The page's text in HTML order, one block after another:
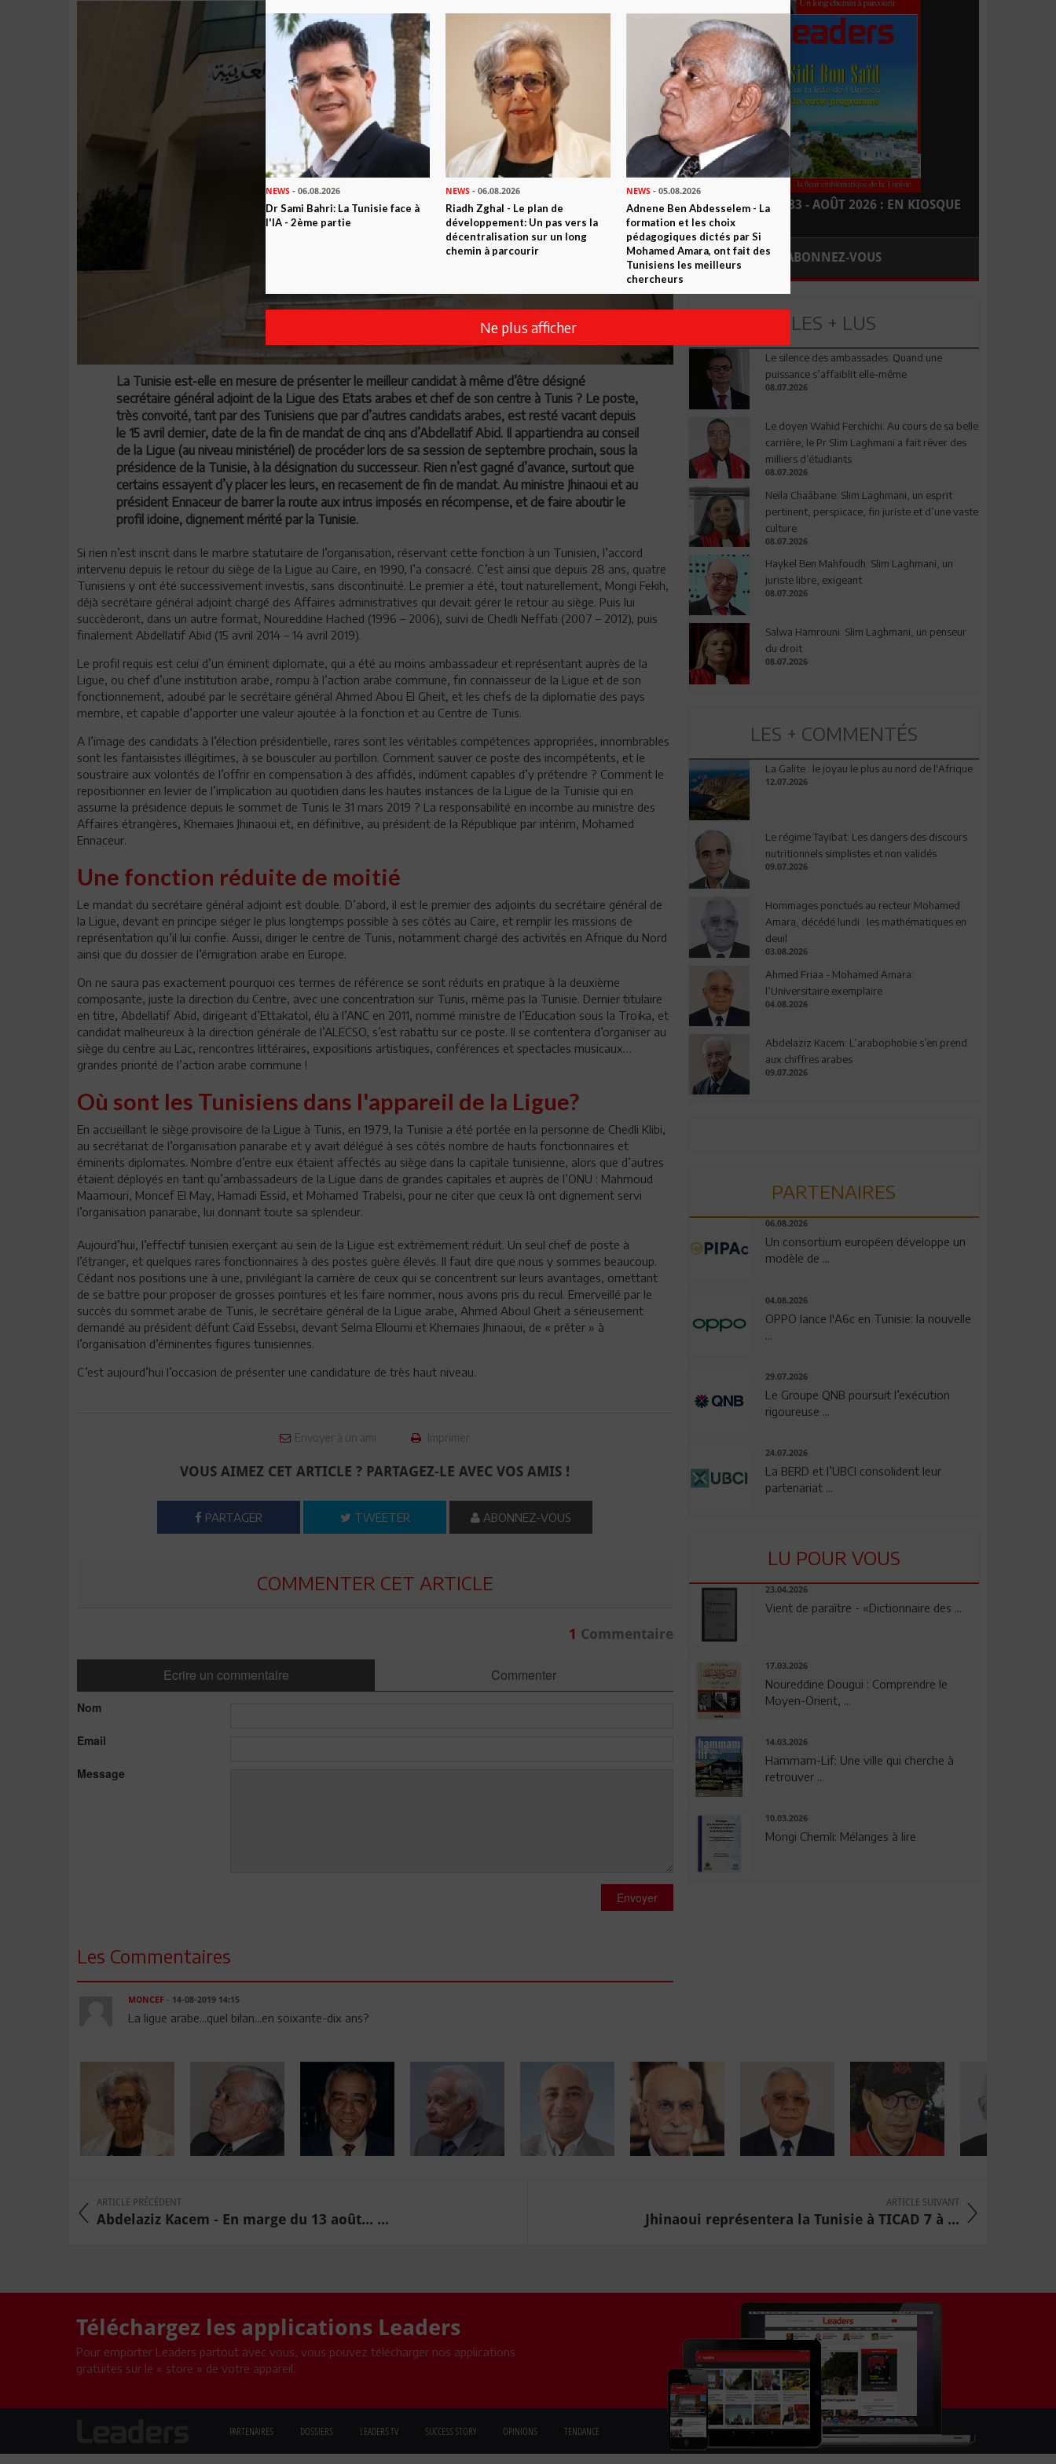
La Tunisie est-elle en mesure de présenter le meilleur candidat à même d’être désigné
secrétaire général adjoint de la Ligue des Etats arabes et chef de son centre à Tunis ? Le poste,
très convoité, tant par des Tunisiens que par d’autres candidats arabes, est resté vacant depuis
le 15 avril dernier, date de la fin de mandat de cinq ans d’Abdellatif Abid. Il appartiendra au conseil
de la Ligue (au niveau ministériel) de procéder lors de sa session de septembre prochain, sous la
présidence de la Tunisie, à la désignation du successeur. Rien n’est gagné d’avance, surtout que
certains essayent d’y placer les leurs, en recasement de fin de mandat. Au ministre Jhinaoui et au
président Ennaceur de barrer la route aux intrus imposés en récompense, et de faire aboutir le
profil idoine, dignement mérité par la Tunisie.
Si rien n’est inscrit dans le marbre statutaire de l’organisation, réservant cette fonction à un Tunisien, l’accord
intervenu depuis le retour du siège de la Ligue au Caire, en 1990, l’a consacré. C’est ainsi que depuis 28 ans, quatre
Tunisiens y ont été successivement investis, sans discontinuité. Le premier a été, tout naturellement, Mongi Fekih,
déjà secrétaire général adjoint chargé des Affaires administratives qui devait gérer le retour au siège. Puis lui
succèderont, dans un autre format, Noureddine Hached (1996 – 2006), suivi de Chedli Neffati (2007 – 2012), puis
finalement Abdellatif Abid (15 avril 2014 – 14 avril 2019).
Le profil requis est celui d’un éminent diplomate, qui a été au moins ambassadeur et représentant auprès de la
Ligue, ou chef d’une institution arabe, rompu à l’action arabe commune, fin connaisseur de la Ligue et de son
fonctionnement, adoubé par le secrétaire général Ahmed Abou El Gheit, et les chefs de la diplomatie des pays
membre, et capable d’apporter une valeur ajoutée à la fonction et au Centre de Tunis.
A l’image des candidats à l’élection présidentielle, rares sont les véritables compétences appropriées, innombrables
sont les fantaisistes illégitimes, à se bousculer au portillon. Comment sauver ce poste des incompétents, et le
soustraire aux volontés de l’offrir en compensation à des affidés, indûment capables d’y prétendre ? Comment le
repositionner en levier de l’implication au quotidien dans les hautes instances de la Ligue de la Tunisie qui en
assume la présidence depuis le sommet de Tunis le 31 mars 2019 ? La responsabilité en incombe au ministre des
Affaires étrangères, Khemaies Jhinaoui et, en définitive, au président de la République par intérim, Mohamed
Ennaceur.
Une fonction réduite de moitié
Le mandat du secrétaire général adjoint est double. D’abord, il est le premier des adjoints du secrétaire général de
la Ligue, devant en principe siéger le plus longtemps possible à ses côtés au Caire, et remplir les missions de
représentation qu’il lui confie. Aussi, diriger le centre de Tunis, notamment chargé des activités en Afrique du Nord
ainsi que du dossier de l’émigration arabe en Europe.
On ne saura pas exactement pourquoi ces termes de référence se sont réduits en pratique à la deuxième
composante, juste la direction du Centre, avec une concentration sur Tunis, même pas la Tunisie. Dernier titulaire
en titre, Abdellatif Abid, dirigeant d’Ettakatol, élu à l’ANC en 2011, nommé ministre de l’Education sous la Troïka, et
candidat malheureux à la direction générale de l’ALECSO, s’est rabattu sur ce poste. Il se contentera d’organiser au
siège du centre au Lac, rencontres littéraires, expositions artistiques, conférences et spectacles musicaux…
grandes priorité de l’action arabe commune !
Où sont les Tunisiens dans l'appareil de la Ligue?
En accueillant le siège provisoire de la Ligue à Tunis, en 1979, la Tunisie a été portée en la personne de Chedli Klibi,
au secrétariat de l’organisation panarabe et y avait délégué à ses côtés nombre de hauts fonctionnaires et
éminents diplomates. Nombre d’entre eux étaient affectés au siège dans la capitale tunisienne, alors que d’autres
étaient déployés en tant qu’ambassadeurs de la Ligue dans de grandes capitales et auprès de l’ONU : Mahmoud
Maamouri, Moncef El May, Hamadi Essid, et Mohamed Trabelsi, pour ne citer que ceux là ont dignement servi
l’organisation panarabe, lui donnant toute sa splendeur.
Aujourd’hui, l’effectif tunisien exerçant au sein de la Ligue est extrêmement réduit. Un seul chef de poste à
l’étranger, et quelques rares fonctionnaires à des postes guère élevés. Il faut dire que nous y sommes beaucoup.
Cédant nos positions une à une, privilégiant la carrière de ceux qui se concentrent sur leurs avantages, omettant
de se battre pour proposer de grosses pointures et les faire nommer, nous avons pris du recul. Emerveillé par le
succès du sommet arabe de Tunis, le secrétaire général de la Ligue arabe, Ahmed Aboul Gheit a sérieusement
demandé au président défunt Caïd Essebsi, devant Selma Elloumi et Khemaies Jhinaoui, de « prêter » à
l’organisation d’éminentes figures tunisiennes.
C’est aujourd’hui l’occasion de présenter une candidature de très haut niveau.
Envoyer à un ami Imprimer
VOUS AIMEZ CET ARTICLE ? PARTAGEZ-LE AVEC VOS AMIS !
PARTAGER TWEETER ABONNEZ-VOUS
COMMENTER CET ARTICLE
1 Commentaire
Ecrire un commentaire Commenter
Nom
Email
Message
Envoyer
Les Commentaires
MONCEF- 14-08-2019 14:15
La ligue arabe...quel bilan...en soixante-dix ans?
LEADERS N° 183 - AOÛT 2026 : EN KIOSQUE
ABONNEZ-VOUS
LES + LUS
Le silence des ambassades: Quand une
puissance s’affaiblit elle-même
08.07.2026
Le doyen Wahid Ferchichi: Au cours de sa belle
carrière, le Pr Slim Laghmani a fait rêver des
milliers d’étudiants
08.07.2026
Neila Chaâbane: Slim Laghmani, un esprit
pertinent, perspicace, fin juriste et d’une vaste
culture
08.07.2026
Haykel Ben Mahfoudh: Slim Laghmani, un
juriste libre, exigeant
08.07.2026
Salwa Hamrouni: Slim Laghmani, un penseur
du droit
08.07.2026
LES + COMMENTÉS
La Galite : le joyau le plus au nord de l'Afrique
12.07.2026
Le régime Tayibat: Les dangers des discours
nutritionnels simplistes et non validés
09.07.2026
Hommages ponctués au recteur Mohamed
Amara, décédé lundi : les mathématiques en
deuil
03.08.2026
Ahmed Friaa - Mohamed Amara:
l’Universitaire exemplaire
04.08.2026
Abdelaziz Kacem: L’arabophobie s’en prend
aux chiffres arabes
09.07.2026
PARTENAIRES
06.08.2026
Un consortium européen développe un
modèle de ...
04.08.2026
OPPO lance l'A6c en Tunisie: la nouvelle
29.07.2026
Le Groupe QNB poursuit l’exécution
rigoureuse ...
24.07.2026
La BERD et l’UBCI consolident leur
partenariat ...
LU POUR VOUS
23.04.2026
Vient de paraître - «Dictionnaire des ...
17.03.2026
Noureddine Dougui : Comprendre le
Moyen-Orient, ...
14.03.2026
Hammam-Lif: Une ville qui cherche à
retrouver ...
10.03.2026
Mongi Chemli: Mélanges à lire
ARTICLE PRÉCÉDENT
Abdelaziz Kacem - En marge du 13 août... ...
ARTICLE SUIVANT
Jhinaoui représentera la Tunisie à TICAD 7 à ...
Téléchargez les applications Leaders
Pour emporter Leaders partout avec vous, vous pouvez télécharger nos applications
gratuites sur le « store » de votre appareil.
PARTENAIRES DOSSIERS LEADERS TV SUCCESS STORY OPINIONS TENDANCE
NEWS - 06.08.2026
Dr Sami Bahri: La Tunisie face à
l'IA - 2ème partie
NEWS - 06.08.2026
Riadh Zghal - Le plan de
développement: Un pas vers la
décentralisation sur un long
chemin à parcourir
NEWS- 05.08.2026
Adnene Ben Abdesselem - La
formation et les choix
pédagogiques dictés par Si
Mohamed Amara, ont fait des
Tunisiens les meilleurs
chercheurs
Ne plus afficher